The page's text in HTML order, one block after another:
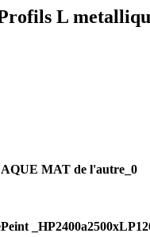
L
MAT de l'autre_0